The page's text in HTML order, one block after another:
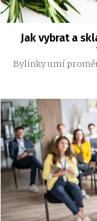
Jak vybrat a
Bylinky umí